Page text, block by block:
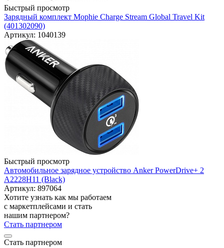
Быстрый просмотр
Зарядный комплект Mophie Charge Stream Global Travel Kit
(401302090)
Артикул: 1040139
Быстрый просмотр
Автомобильное зарядное устройство Anker PowerDrive+ 2
A2228H11 (Black)
Артикул: 897064
Хотите узнать как мы работаем
с маркетплейсами и стать
нашим партнером?
Стать партнером
Стать партнером